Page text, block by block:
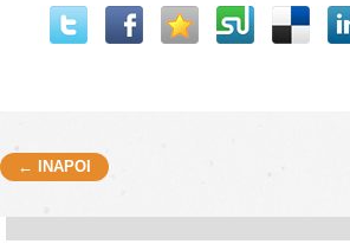
Post navigation
← INAPOI